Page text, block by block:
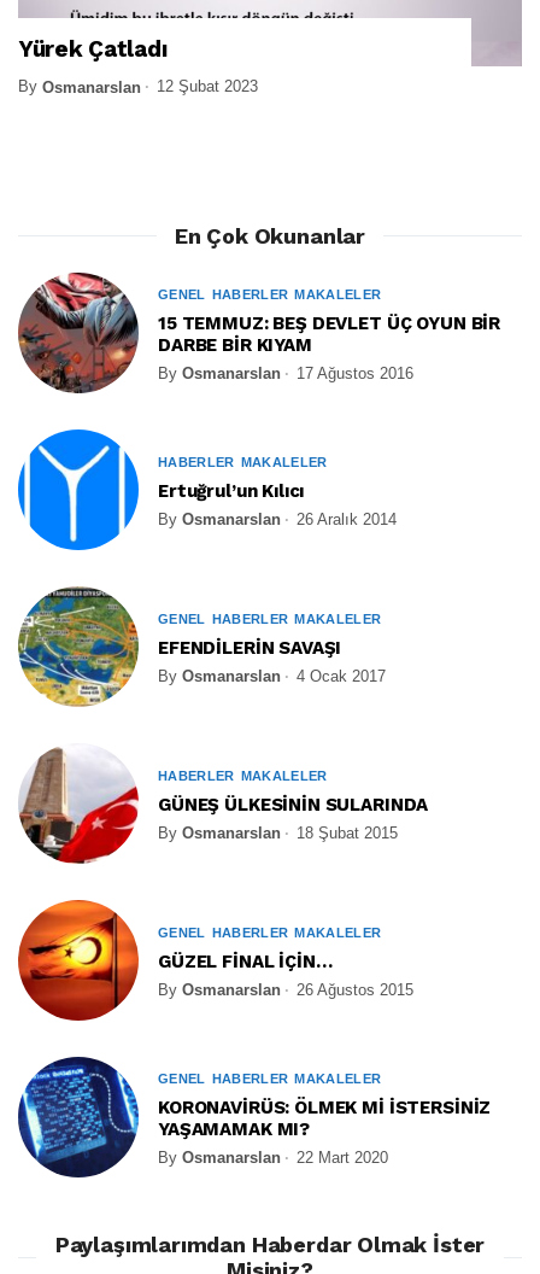
Yürek Çatladı
By Osmanarslan 12 Şubat 2023
En Çok Okunanlar
GENEL HABERLER MAKALELER
15 TEMMUZ: BEŞ DEVLET ÜÇ OYUN BİR
DARBE BİR KIYAM
By Osmanarslan 17 Ağustos 2016
HABERLER MAKALELER
Ertuğrul’un Kılıcı
By Osmanarslan 26 Aralık 2014
GENEL HABERLER MAKALELER
EFENDİLERİN SAVAŞI
By Osmanarslan 4 Ocak 2017
HABERLER MAKALELER
GÜNEŞ ÜLKESİNİN SULARINDA
By Osmanarslan 18 Şubat 2015
GENEL HABERLER MAKALELER
GÜZEL FİNAL İÇİN…
By Osmanarslan 26 Ağustos 2015
GENEL HABERLER MAKALELER
KORONAVİRÜS: ÖLMEK Mİ İSTERSİNİZ
YAŞAMAMAK MI?
By Osmanarslan 22 Mart 2020
Paylaşımlarımdan Haberdar Olmak İster